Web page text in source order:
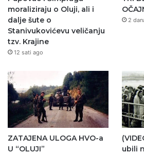
moraliziraju o Oluji, ali i
dalje šute o
Stanivukovićevu veličanju
tzv. Krajine
12 sati ago
2
ZATAJENA ULOGA HVO-a
U “OLUJI”
ubili